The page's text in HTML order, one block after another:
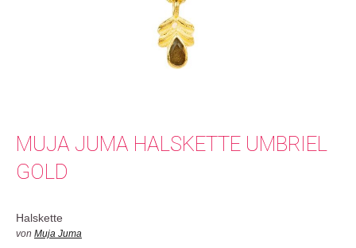
MUJA JUMA HALSKETTE UMBRIEL
GOLD
Halskette
von Muja Juma